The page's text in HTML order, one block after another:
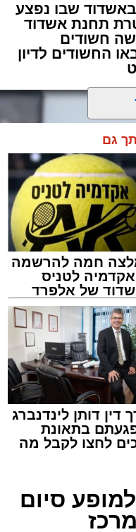
באשדוד שבו נפצע
תחנת אשדוד
חשודים
החשודים לדיון
תחנת אשדוד
חשודים
גם
חמה להרשמה
לטניס
של אלפרד
- לילדים
דין דותן לינדנברג
בתאונת
לחצו לקבל מה
סיום